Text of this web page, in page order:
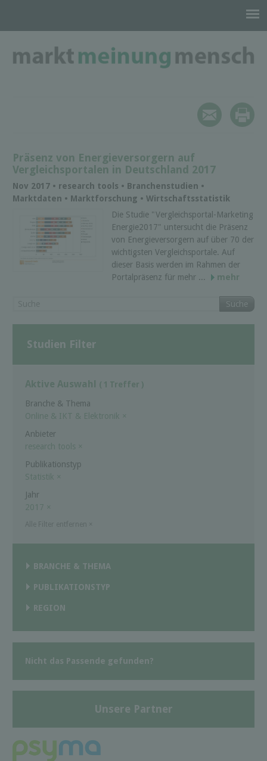
Präsenz von Energieversorgern auf
Vergleichsportalen in Deutschland 2017
Nov 2017 • research tools • Branchenstudien •
Marktdaten • Marktforschung • Wirtschaftsstatistik
Die Studie "Vergleichsportal-Marketing
Energie2017" untersucht die Präsenz
von Energieversorgern auf über 70 der
wichtigsten Vergleichsportale. Auf
dieser Basis werden im Rahmen der
Portalpräsenz für mehr ...
mehr
Suche
Studien Filter
Aktive Auswahl ( 1 Treffer )
Branche & Thema
Online & IKT & Elektronik ×
Anbieter
research tools ×
Publikationstyp
Statistik ×
Jahr
2017 ×
BRANCHE & THEMA
PUBLIKATIONSTYP
REGION
Nicht das Passende gefunden?
Unsere Partner